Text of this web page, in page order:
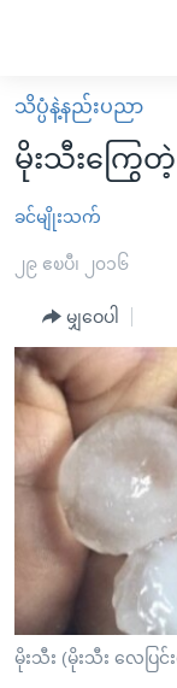
လွယ်ကူ
စေ
Link
များ
အကြောင်းအရာ
ကျော်
ကြည့်
ရန်
စာမျက်နှာ
သို့
ကျော်
မူလစာမျက်နှာ
မြန်မာ
ကမ္ဘာ့သတင်းများ
နိုင်ငံတကာ
တရုတ်
အစ္စရေး-ပါလက်စ
ဗွီဒီယို
ရပ်ဝန်းတခု လမ်း
အင်္ဂလိပ်စာလေ့လ
အမေရိကန်သုံးအီဒီ
မကြေးမုံရဲ့ အင်္ဂလိပ်
ရုပ်ရှင်ထဲက အင်္ဂလိပ်
သုတပဒေသာ အင်္ဂ
အပတ်စဉ်ကဏ္ဍမျာ
ရေဒီယို
တီဗွီ
ရေဒီယိုနှင့်ရုပ်သံ အ
ရေဒီယို/တီဗွီအစီအ
Learning English
ဗွီအိုအေ လူမှုကွန်ယက်မ
သိပ္ပံနဲ့နည်းပညာ
မိုးသီးကြွေတဲ့
ခင်မျိုးသက်
၂၉ ဧၿပီ၊ ၂၀၁၆
မျှဝေပါ
မိုးသီး (မိုးသီး လေပြင်